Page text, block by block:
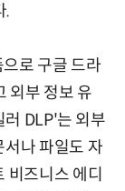
.
로 구글 드라
외부 정보 유
러 DLP'는 외부
서나 파일도 자
비즈니스 에디